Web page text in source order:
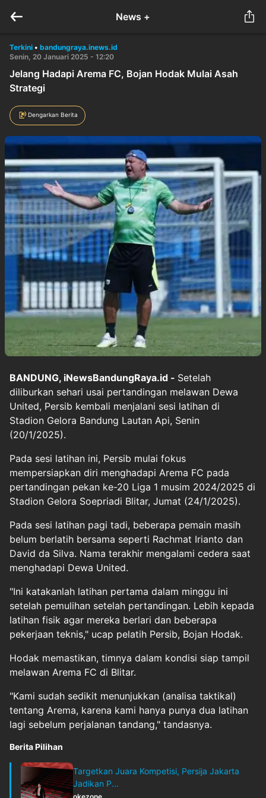
News +
Terkini • bandungraya.inews.id
Senin, 20 Januari 2025 - 12:20
Jelang Hadapi Arema FC, Bojan Hodak Mulai Asah
Strategi
Dengarkan Berita
BANDUNG, iNewsBandungRaya.id - Setelah
diliburkan sehari usai pertandingan melawan Dewa
United, Persib kembali menjalani sesi latihan di
Stadion Gelora Bandung Lautan Api, Senin
(20/1/2025).
Pada sesi latihan ini, Persib mulai fokus
mempersiapkan diri menghadapi Arema FC pada
pertandingan pekan ke-20 Liga 1 musim 2024/2025 di
Stadion Gelora Soepriadi Blitar, Jumat (24/1/2025).
Pada sesi latihan pagi tadi, beberapa pemain masih
belum berlatih bersama seperti Rachmat Irianto dan
David da Silva. Nama terakhir mengalami cedera saat
menghadapi Dewa United.
"Ini katakanlah latihan pertama dalam minggu ini
setelah pemulihan setelah pertandingan. Lebih kepada
latihan fisik agar mereka berlari dan beberapa
pekerjaan teknis," ucap pelatih Persib, Bojan Hodak.
Hodak memastikan, timnya dalam kondisi siap tampil
melawan Arema FC di Blitar.
"Kami sudah sedikit menunjukkan (analisa taktikal)
tentang Arema, karena kami hanya punya dua latihan
lagi sebelum perjalanan tandang," tandasnya.
Berita Pilihan
Targetkan Juara Kompetisi, Persija Jakarta
Jadikan P...